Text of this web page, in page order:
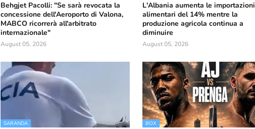
Behgjet Pacolli: "Se sarà revocata la
concessione dell'Aeroporto di Valona,
MABCO ricorrerà all'arbitrato
internazionale"
August 05, 2026
L'Albania aumenta le importazioni
alimentari del 14% mentre la
produzione agricola continua a
diminuire
August 05, 2026
SARANDA BOX